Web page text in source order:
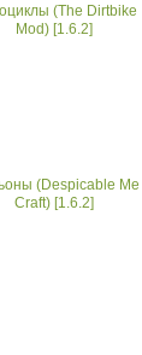
(The Dirtbike
Mod) [1.6.2]
(Despicable Me
Craft) [1.6.2]